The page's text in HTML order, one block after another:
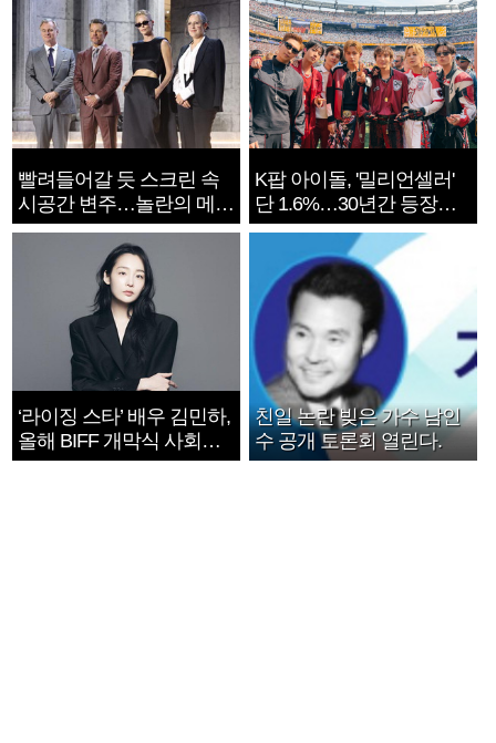
빨려들어갈 듯 스크린 속
시공간 변주…놀란의 메시
지는 ‘전쟁 속죄’
K팝 아이돌, '밀리언셀러'
단 1.6%…30년간 등장
1182개팀 전수조사
‘라이징 스타’ 배우 김민하,
올해 BIFF 개막식 사회자
확정
친일 논란 빚은 가수 남인
수 공개 토론회 열린다.